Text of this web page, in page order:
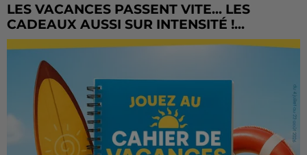
LES VACANCES PASSENT VITE... LES
CADEAUX AUSSI SUR INTENSITÉ !...